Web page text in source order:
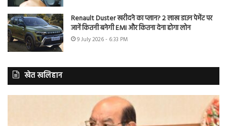
Renault Duster खरीदने का प्लान? 2 लाख डाउन पेमेंट पर
जानें कितनी बनेगी EMI और कितना देना होगा लोन
9 July 2026 - 6:33 PM
खेत खलिहान